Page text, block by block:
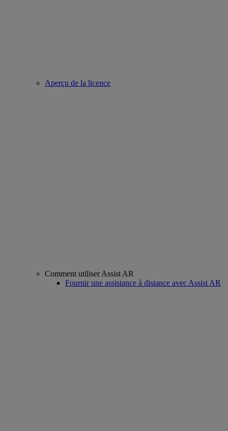
Aperçu de la licence
Comment utiliser Assist AR
Fournir une assistance à distance avec Assist AR